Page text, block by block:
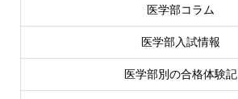
医学部コラム
医学部入試情報
医学部別の合格体験記